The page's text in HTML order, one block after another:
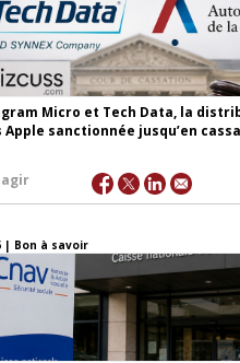
Micro et Tech Data, la
sanctionnée jusqu’en
| Bon à savoir